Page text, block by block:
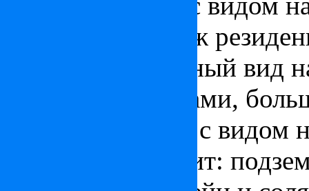
Мансардный этаж
имеет великолепный вид
ванными комнатами,
площадью 40 м2 с видом
В комплекс входит: